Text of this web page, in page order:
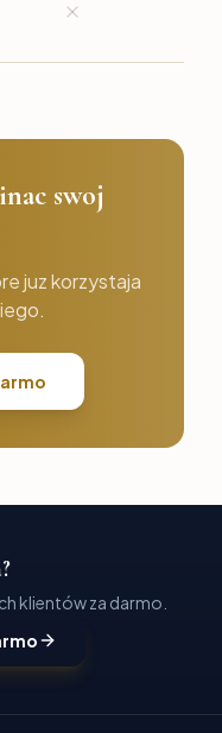
swoj
juz korzystaja
klientów za darmo.